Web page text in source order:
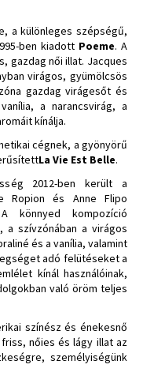
a különleges szépségű,
ben kiadott Poeme. A
gazdag női illat. Jacques
virágos, gyümölcsös
gazdag virágesőt és
a narancsvirág, a
kínálja.
cégnek, a gyönyörű
La Vie Est Belle.
2012-ben került a
Ropion és Anne Flipo
könnyed kompozíció
szívzónában a virágos
és a vanília, valamint
adó felütéseket a
kínál használóinak,
való öröm teljes
színész és énekesnő
nőies és lágy illat az
személyiségünk